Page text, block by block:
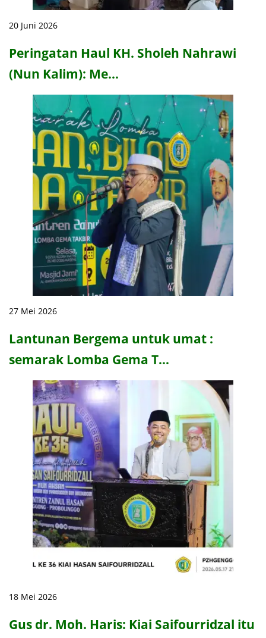
20 Juni 2026
Peringatan Haul KH. Sholeh Nahrawi
(Nun Kalim): Me…
27 Mei 2026
Lantunan Bergema untuk umat :
semarak Lomba Gema T…
18 Mei 2026
Gus dr. Moh. Haris: Kiai Saifourridzal itu